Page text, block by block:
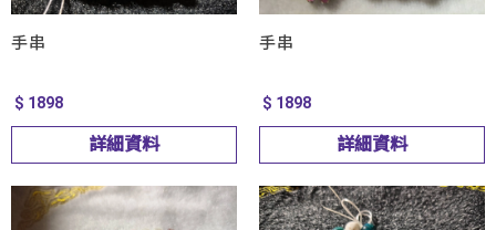
手串
$ 1898
詳細資料
手串
$ 1898
詳細資料